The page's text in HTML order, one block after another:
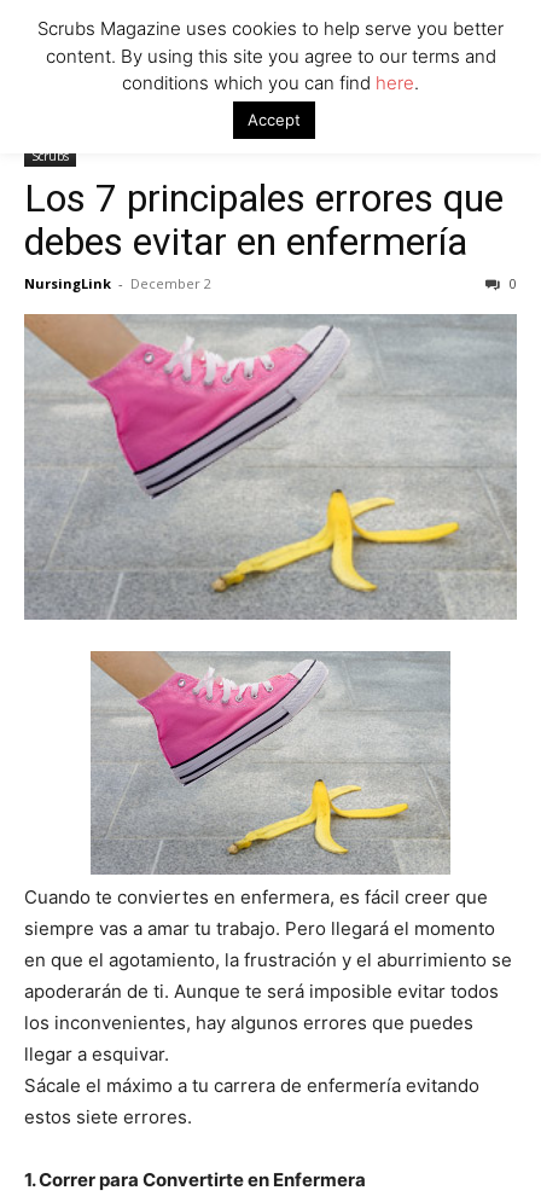
Los 7 principales errores que debes evitar en
Scrubs
Los 7 principales errores que
debes evitar en enfermería
NursingLink - December 2 0
Cuando te conviertes en enfermera, es fácil creer que
siempre vas a amar tu trabajo. Pero llegará el momento
en que el agotamiento, la frustración y el aburrimiento se
apoderarán de ti. Aunque te será imposible evitar todos
los inconvenientes, hay algunos errores que puedes
llegar a esquivar.
Sácale el máximo a tu carrera de enfermería evitando
estos siete errores.
1. Correr para Convertirte en Enfermera
Scrubs Magazine uses cookies to help serve you better
content. By using this site you agree to our terms and
conditions which you can find here.
Accept